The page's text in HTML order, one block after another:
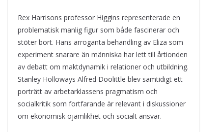
Rex Harrisons professor Higgins representerade en
problematisk manlig figur som både fascinerar och
stöter bort. Hans arroganta behandling av Eliza som
experiment snarare än människa har lett till årtionden
av debatt om maktdynamik i relationer och utbildning.
Stanley Holloways Alfred Doolittle blev samtidigt ett
porträtt av arbetarklassens pragmatism och
socialkritik som fortfarande är relevant i diskussioner
om ekonomisk ojämlikhet och socialt ansvar.